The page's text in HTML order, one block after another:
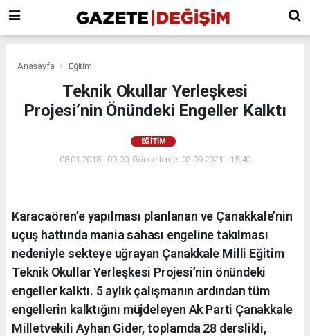
Anasayfa Eğitim
Teknik Okullar Yerleşkesi
Projesi’nin Önündeki Engeller Kalktı
EĞITIM
08.01.2018 - 00:00, Güncelleme: 02.09.2021 - 15:40
Karacaören’e yapılması planlanan ve Çanakkale’nin
uçuş hattında mania sahası engeline takılması
nedeniyle sekteye uğrayan Çanakkale Milli Eğitim
Teknik Okullar Yerleşkesi Projesi’nin önündeki
engeller kalktı. 5 aylık çalışmanın ardından tüm
engellerin kalktığını müjdeleyen Ak Parti Çanakkale
Milletvekili Ayhan Gider, toplamda 28 derslikli,